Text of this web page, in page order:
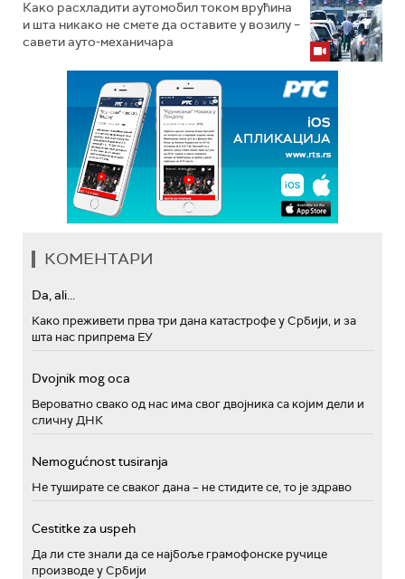
Како расхладити аутомобил током врућина
и шта никако не смете да оставите у возилу –
савети ауто-механичара
КОМЕНТАРИ
Da, ali...
Како преживети прва три дана катастрофе у Србији, и за
шта нас припрема ЕУ
Dvojnik mog oca
Вероватно свако од нас има свог двојника са којим дели и
сличну ДНК
Nemogućnost tusiranja
Не туширате се сваког дана – не стидите се, то је здраво
Cestitke za uspeh
Да ли сте знали да се најбоље грамофонске ручице
производе у Србији